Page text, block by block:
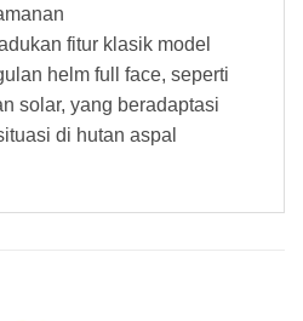
fitur klasik model
helm full face, seperti
solar, yang beradaptasi
di hutan aspal